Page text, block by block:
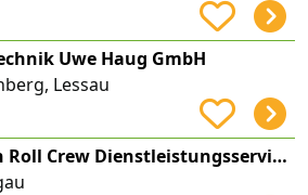
Uwe Haug GmbH
Lessau
Rock´n Roll Crew Dienstleistungsservice UG (haftungsbeschränkt)